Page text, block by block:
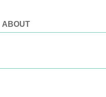
ABOUT